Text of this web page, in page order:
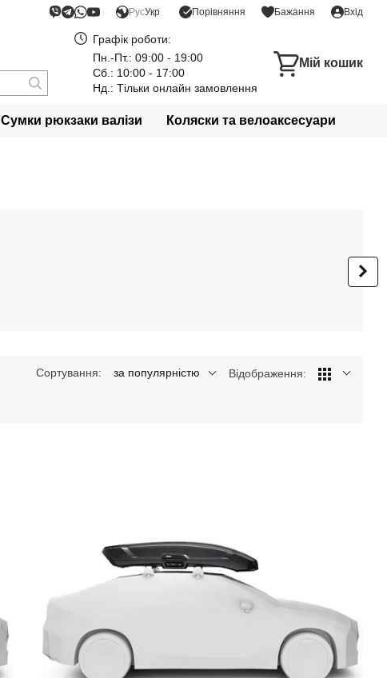
РусУкр Порівняння Бажання Вхід
Графік роботи:
Пн.-Пт.: 09:00 - 19:00
Сб.: 10:00 - 17:00
Нд.: Тільки онлайн замовлення
Мій кошик
Сумки рюкзаки валізи Коляски та велоаксесуари
Сортування: за популярністю Відображення: